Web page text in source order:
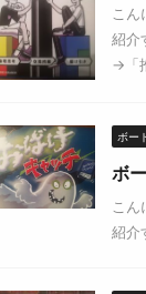
こ
紹
→「
ボー
ボ
こん
紹介